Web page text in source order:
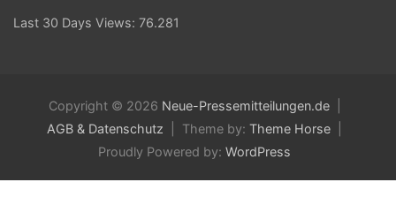
Last 30 Days Views: 76.281
Copyright © 2026 Neue-Pressemitteilungen.de
AGB & Datenschutz
Theme by: Theme Horse
Proudly Powered by: WordPress